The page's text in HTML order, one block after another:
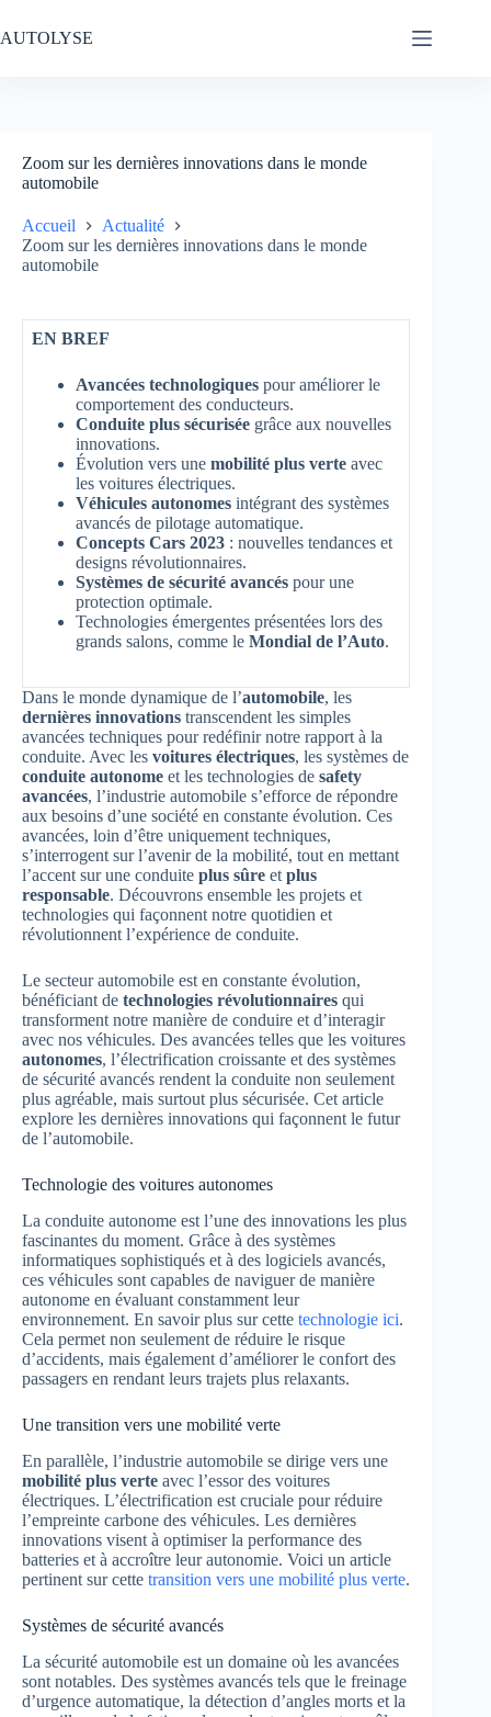
au
contenu
AUTOLYSE
Zoom sur les dernières innovations dans le monde
automobile
Accueil
Actualité
Zoom sur les dernières innovations dans le monde
automobile
EN BREF
Avancées technologiques pour améliorer le
comportement des conducteurs.
Conduite plus sécurisée grâce aux nouvelles
innovations.
Évolution vers une mobilité plus verte avec
les voitures électriques.
Véhicules autonomes intégrant des systèmes
avancés de pilotage automatique.
Concepts Cars 2023 : nouvelles tendances et
designs révolutionnaires.
Systèmes de sécurité avancés pour une
protection optimale.
Technologies émergentes présentées lors des
grands salons, comme le Mondial de l’Auto.
Dans le monde dynamique de l’automobile, les
dernières innovations transcendent les simples
avancées techniques pour redéfinir notre rapport à la
conduite. Avec les voitures électriques, les systèmes de
conduite autonome et les technologies de safety
avancées, l’industrie automobile s’efforce de répondre
aux besoins d’une société en constante évolution. Ces
avancées, loin d’être uniquement techniques,
s’interrogent sur l’avenir de la mobilité, tout en mettant
l’accent sur une conduite plus sûre et plus
responsable. Découvrons ensemble les projets et
technologies qui façonnent notre quotidien et
révolutionnent l’expérience de conduite.
Le secteur automobile est en constante évolution,
bénéficiant de technologies révolutionnaires qui
transforment notre manière de conduire et d’interagir
avec nos véhicules. Des avancées telles que les voitures
autonomes, l’électrification croissante et des systèmes
de sécurité avancés rendent la conduite non seulement
plus agréable, mais surtout plus sécurisée. Cet article
explore les dernières innovations qui façonnent le futur
de l’automobile.
Technologie des voitures autonomes
La conduite autonome est l’une des innovations les plus
fascinantes du moment. Grâce à des systèmes
informatiques sophistiqués et à des logiciels avancés,
ces véhicules sont capables de naviguer de manière
autonome en évaluant constamment leur
environnement. En savoir plus sur cette technologie ici.
Cela permet non seulement de réduire le risque
d’accidents, mais également d’améliorer le confort des
passagers en rendant leurs trajets plus relaxants.
Une transition vers une mobilité verte
En parallèle, l’industrie automobile se dirige vers une
mobilité plus verte avec l’essor des voitures
électriques. L’électrification est cruciale pour réduire
l’empreinte carbone des véhicules. Les dernières
innovations visent à optimiser la performance des
batteries et à accroître leur autonomie. Voici un article
pertinent sur cette transition vers une mobilité plus verte.
Systèmes de sécurité avancés
La sécurité automobile est un domaine où les avancées
sont notables. Des systèmes avancés tels que le freinage
d’urgence automatique, la détection d’angles morts et la